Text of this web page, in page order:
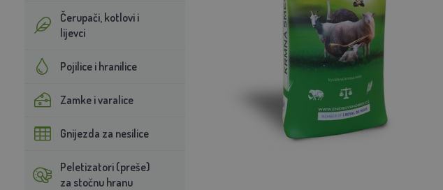
Čerupači, kotlovi i
lijevci
Pojilice i hranilice
Zamke i varalice
Gnijezda za nesilice
Peletizatori (preše)
za stočnu hranu